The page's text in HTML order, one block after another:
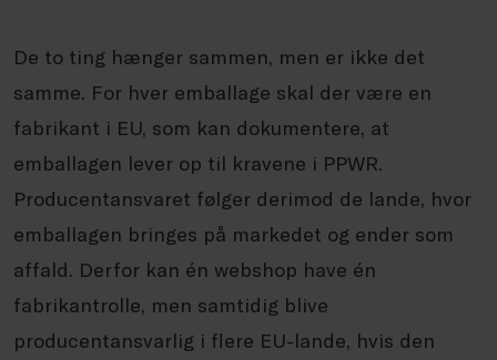
De to ting hænger sammen, men er ikke det
samme. For hver emballage skal der være en
fabrikant i EU, som kan dokumentere, at
emballagen lever op til kravene i PPWR.
Producentansvaret følger derimod de lande, hvor
emballagen bringes på markedet og ender som
affald. Derfor kan én webshop have én
fabrikantrolle, men samtidig blive
producentansvarlig i flere EU-lande, hvis den